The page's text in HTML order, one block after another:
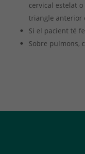
cervical estelat
triangle anterior
Si el pacient té
Sobre pulmons,